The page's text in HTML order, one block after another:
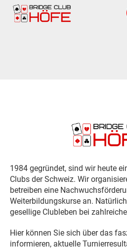
1984 gegründet, sind wir heute
Clubs der Schweiz. Wir
betreiben eine
Weiterbildungskurse an.
gesellige Clubleben bei
Hier können Sie sich über das
informieren, aktuelle